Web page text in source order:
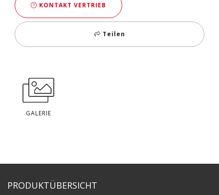
KONTAKT VERTRIEB
Teilen
GALERIE
PRODUKTÜBERSICHT